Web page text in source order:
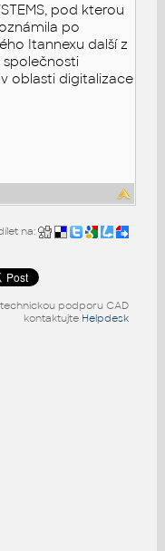
pod kterou
po
Itannexu další z
společnosti
oblasti digitalizace
na:
podporu CAD
kontaktujte Helpdesk